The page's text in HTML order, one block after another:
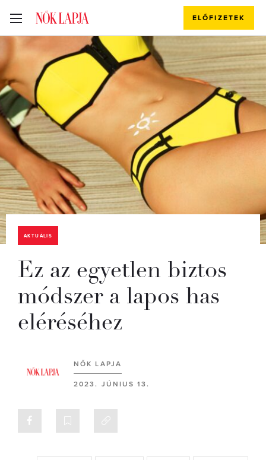
ELŐFIZETEK
AKTUÁLIS
Ez az egyetlen biztos
módszer a lapos has
eléréséhez
NŐK LAPJA
2023. JÚNIUS 13.